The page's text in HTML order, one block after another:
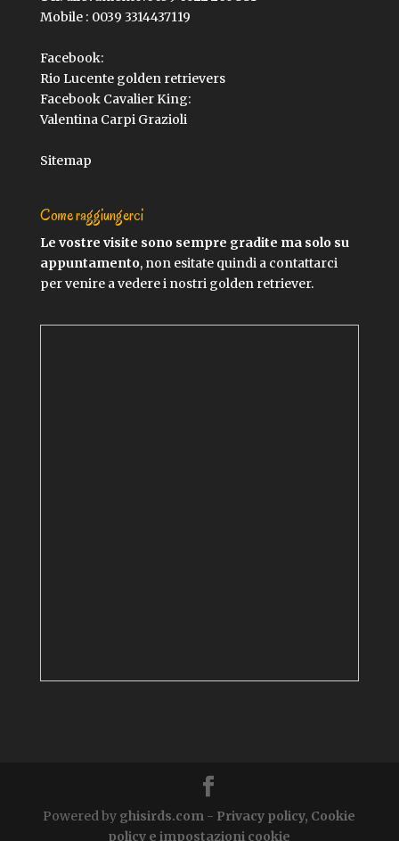
Mobile : 0039 3314437119
Facebook:
Rio Lucente golden retrievers
Facebook Cavalier King:
Valentina Carpi Grazioli
Sitemap
Come raggiungerci
Le vostre visite sono sempre gradite ma solo su
appuntamento, non esitate quindi a contattarci
per venire a vedere i nostri golden retriever.
Powered by ghisirds.com - Privacy policy, Cookie
policy e impostazioni cookie